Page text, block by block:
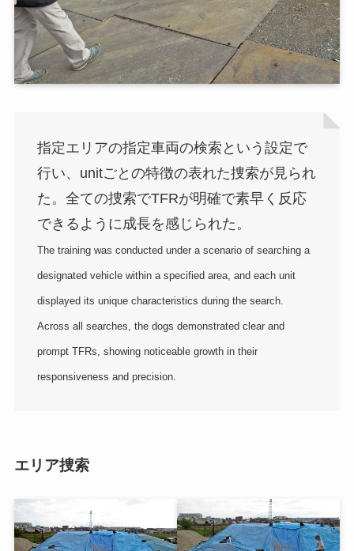
指定エリアの指定車両の検索という設定で
行い、unitごとの特徴の表れた捜索が見られ
た。全ての捜索でTFRが明確で素早く反応
できるように成長を感じられた。
The training was conducted under a scenario of searching a
designated vehicle within a specified area, and each unit
displayed its unique characteristics during the search.
Across all searches, the dogs demonstrated clear and
prompt TFRs, showing noticeable growth in their
responsiveness and precision.
エリア捜索